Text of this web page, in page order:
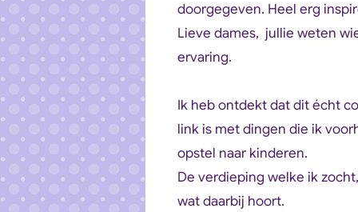
doorgegeven. Heel erg
Lieve dames, jullie weten
ervaring.
Ik heb ontdekt dat dit écht
link is met dingen die ik
opstel naar kinderen.
De verdieping welke ik
wat daarbij hoort.